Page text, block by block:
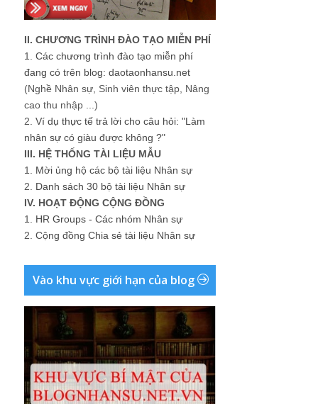
II. CHƯƠNG TRÌNH ĐÀO TẠO MIỄN PHÍ
1. Các chương trình đào tạo miễn phí
đang có trên blog: daotaonhansu.net
(Nghề Nhân sự, Sinh viên thực tập, Nâng
cao thu nhập ...)
2. Ví dụ thực tế trả lời cho câu hỏi: "Làm
nhân sự có giàu được không ?"
III. HỆ THỐNG TÀI LIỆU MẪU
1. Mời ủng hộ các bộ tài liệu Nhân sự
2. Danh sách 30 bộ tài liệu Nhân sự
IV. HOẠT ĐỘNG CỘNG ĐỒNG
1. HR Groups - Các nhóm Nhân sự
2. Cộng đồng Chia sẻ tài liệu Nhân sự
Vào khu vực giới hạn của blog